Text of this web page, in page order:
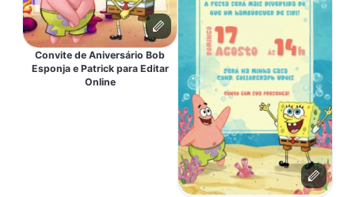
Convite de Aniversário Bob
Esponja e Patrick para Editar
Online